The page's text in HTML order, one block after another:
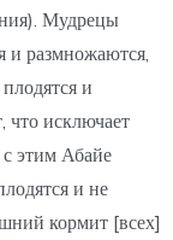
Мудрецы
и размножаются,
и
что исключает
этим Абайе
и не
кормит [всех]